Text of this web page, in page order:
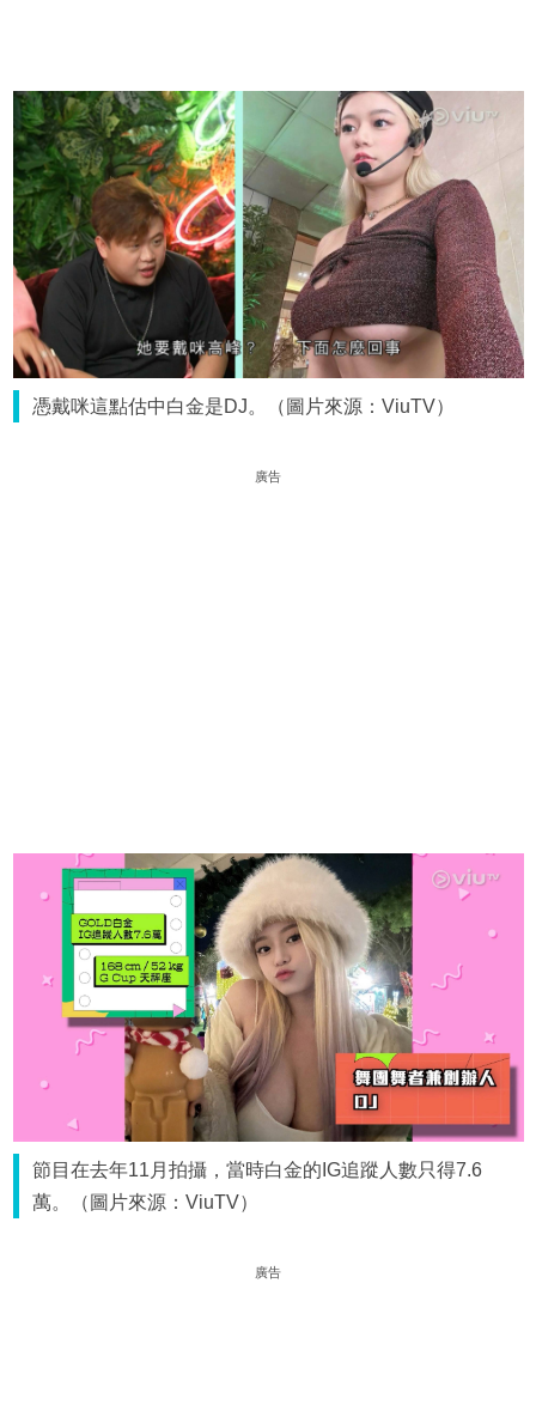
憑戴咪這點估中白金是DJ。（圖片來源：ViuTV）
廣告
節目在去年11月拍攝，當時白金的IG追蹤人數只得7.6
萬。（圖片來源：ViuTV）
廣告